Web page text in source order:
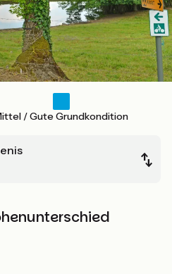
/ Gute Grundkondition